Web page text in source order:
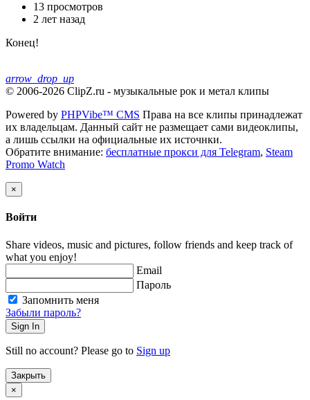
13 просмотров
2 лет назад
Конец!
arrow_drop_up
© 2006-2026 ClipZ.ru - музыкальные рок и метал клипы
Powered by PHPVibe™ CMS Права на все клипы принадлежат
их владельцам. Данный сайт не размещает сами видеоклипы,
а лишь ссылки на официальные их источнки.
Обратите внимание: бесплатные прокси для Telegram, Steam
Promo Watch
×
Войти
Share videos, music and pictures, follow friends and keep track of
what you enjoy!
Email
Пароль
Запомнить меня
Забыли пароль?
Sign In
Still no account? Please go to Sign up
Закрыть
×